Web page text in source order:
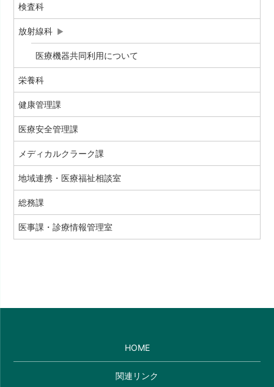
検査科
放射線科
医療機器共同利用について
栄養科
健康管理課
医療安全管理課
メディカルクラーク課
地域連携・医療福祉相談室
総務課
医事課・診療情報管理室
HOME
関連リンク